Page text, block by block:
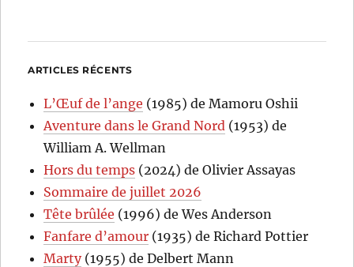
ARTICLES RÉCENTS
L’Œuf de l’ange (1985) de Mamoru Oshii
Aventure dans le Grand Nord (1953) de
William A. Wellman
Hors du temps (2024) de Olivier Assayas
Sommaire de juillet 2026
Tête brûlée (1996) de Wes Anderson
Fanfare d’amour (1935) de Richard Pottier
Marty(1955) de Delbert Mann